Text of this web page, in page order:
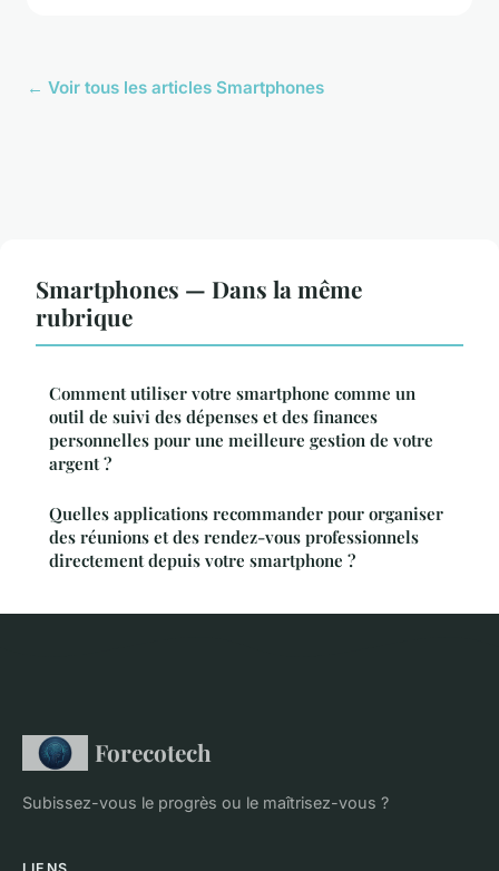
← Voir tous les articles Smartphones
Smartphones — Dans la même
rubrique
Comment utiliser votre smartphone comme un
outil de suivi des dépenses et des finances
personnelles pour une meilleure gestion de votre
argent ?
Quelles applications recommander pour organiser
des réunions et des rendez-vous professionnels
directement depuis votre smartphone ?
Forecotech
Subissez-vous le progrès ou le maîtrisez-vous ?